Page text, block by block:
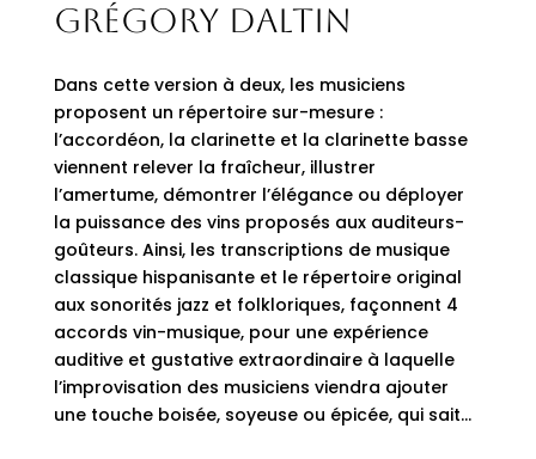
Grégory Daltin
Dans cette version à deux, les musiciens
proposent un répertoire sur-mesure :
l’accordéon, la clarinette et la clarinette basse
viennent relever la fraîcheur, illustrer
l’amertume, démontrer l’élégance ou déployer
la puissance des vins proposés aux auditeurs-
goûteurs. Ainsi, les transcriptions de musique
classique hispanisante et le répertoire original
aux sonorités jazz et folkloriques, façonnent 4
accords vin-musique, pour une expérience
auditive et gustative extraordinaire à laquelle
l’improvisation des musiciens viendra ajouter
une touche boisée, soyeuse ou épicée, qui sait…